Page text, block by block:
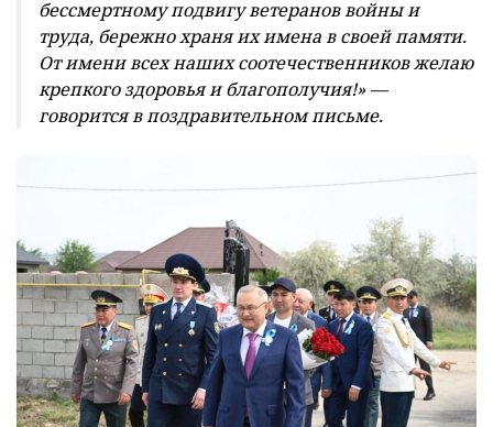
бессмертному подвигу ветеранов войны и
труда, бережно храня их имена в своей памяти.
От имени всех наших соотечественников желаю
крепкого здоровья и благополучия!» —
говорится в поздравительном письме.